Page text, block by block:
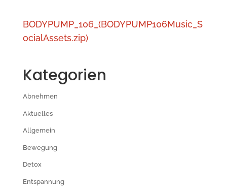
BODYPUMP_106_(BODYPUMP106Music_S
ocialAssets.zip)
Kategorien
Abnehmen
Aktuelles
Allgemein
Bewegung
Detox
Entspannung